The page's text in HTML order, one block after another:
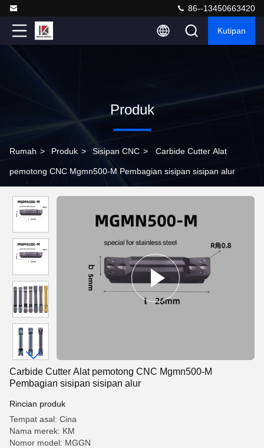
86--13450663420
Kutipan
Produk
Rumah > Produk > Sisipan CNC > Carbide Cutter Alat
pemotong CNC Mgmn500-M Pembagian sisipan sisipan alur
Carbide Cutter Alat pemotong CNC Mgmn500-M
Pembagian sisipan sisipan alur
Rincian produk
Tempat asal: Cina
Nama merek: KM
Nomor model: MGGN